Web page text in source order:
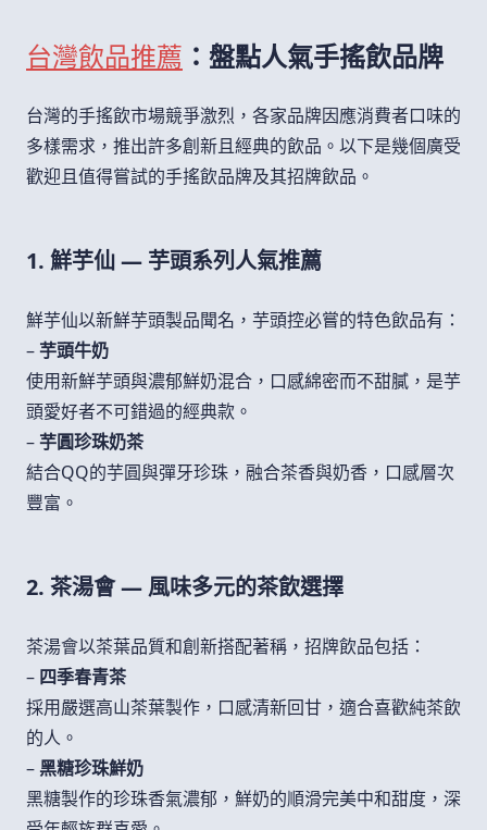
台灣飲品推薦 ：盤點人氣手搖飲品牌
台灣的手搖飲市場競爭激烈，各家品牌因應消費者口味的
多樣需求，推出許多創新且經典的飲品。以下是幾個廣受
歡迎且值得嘗試的手搖飲品牌及其招牌飲品。
1. 鮮芋仙 — 芋頭系列人氣推薦
鮮芋仙以新鮮芋頭製品聞名，芋頭控必嘗的特色飲品有：
–芋頭牛奶
使用新鮮芋頭與濃郁鮮奶混合，口感綿密而不甜膩，是芋
頭愛好者不可錯過的經典款。
–芋圓珍珠奶茶
結合QQ的芋圓與彈牙珍珠，融合茶香與奶香，口感層次
豐富。
2. 茶湯會 — 風味多元的茶飲選擇
茶湯會以茶葉品質和創新搭配著稱，招牌飲品包括：
– 四季春青茶
採用嚴選高山茶葉製作，口感清新回甘，適合喜歡純茶飲
的人。
–黑糖珍珠鮮奶
黑糖製作的珍珠香氣濃郁，鮮奶的順滑完美中和甜度，深